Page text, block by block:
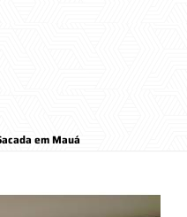
em Mauá